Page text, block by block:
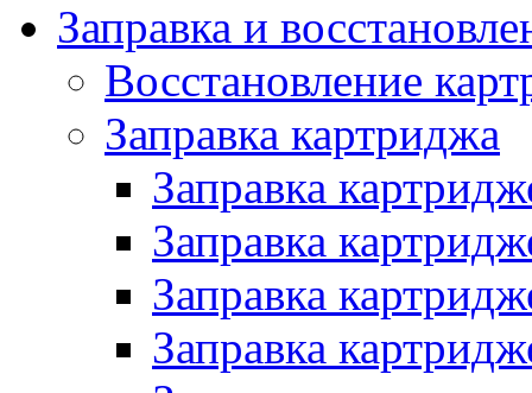
Заправка и
Восстановление
Заправка картриджа
Заправка
Заправка
Заправка
Заправка